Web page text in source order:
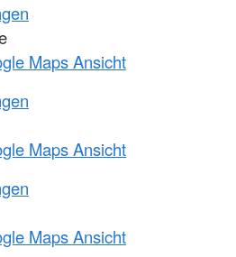
Maps Ansicht
Maps Ansicht
Maps Ansicht